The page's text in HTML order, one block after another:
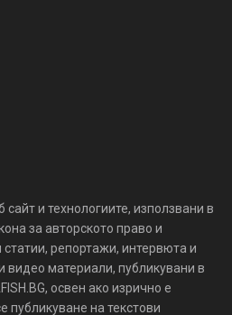
и технологиите, използвани в
за авторското право и
репортажи, интервюта и
видео материали, публикувани в
освен ако изрично е
публикуване на текстови